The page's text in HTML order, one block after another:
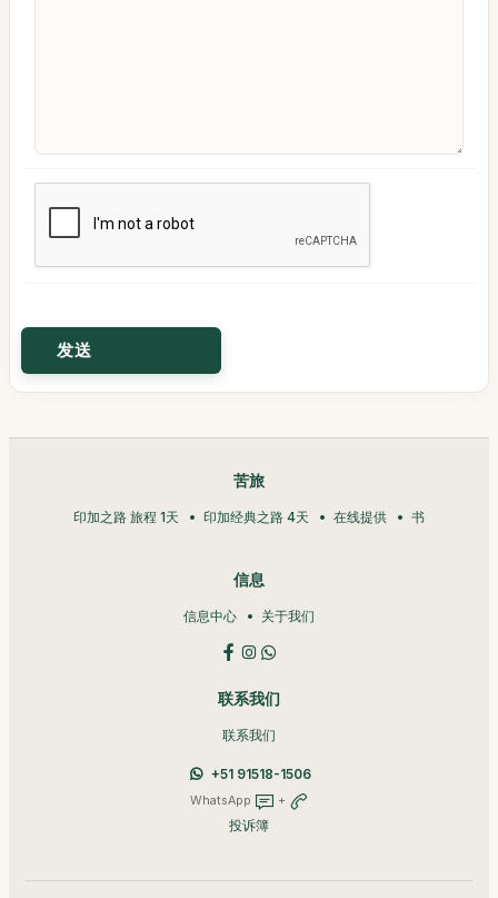
苦旅
印加之路 旅程 1天 印加经典之路 4天 在线提供 书
信息
信息中心 关于我们
联系我们
联系我们
+51 91518-1506
WhatsApp +
投诉簿